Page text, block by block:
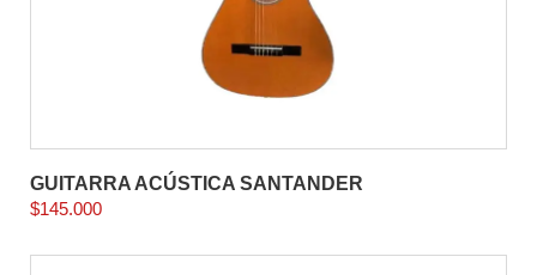
GUITARRA ACÚSTICA SANTANDER
$145.000